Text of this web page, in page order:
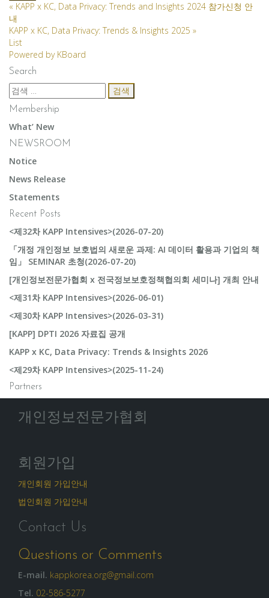
« KAPP x KC, Data Privacy: Trends and Insights 2024 참가신청 안
내
KAPP x KC, Data Privacy: Trends & Insights 2025 »
List
Powered by KBoard
Search
검
색:
Membership
What’ New
NEWSROOM
Notice
News Release
Statements
Recent Posts
<제32차 KAPP Intensives>(2026-07-20)
「개정 개인정보 보호법의 새로운 과제: AI 데이터 활용과 기업의 책
임」 SEMINAR 초청(2026-07-20)
[개인정보전문가협회 x 전국정보보호정책협의회 세미나] 개최 안내
<제31차 KAPP Intensives>(2026-06-01)
<제30차 KAPP Intensives>(2026-03-31)
[KAPP] DPTI 2026 자료집 공개
KAPP x KC, Data Privacy: Trends & Insights 2026
<제29차 KAPP Intensives>(2025-11-24)
Partners
개인정보전문가협회
회원가입
개인회원 가입안내
법인회원 가입안내
Contact Us
Questions or Comments
E-mail. kappkorea.org@gmail.com
Tel. 02-586-5277